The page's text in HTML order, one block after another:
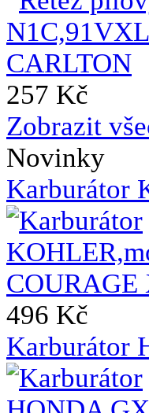
257 Kč
Zobrazit
Novinky
Karburátor
496 Kč
Karburátor